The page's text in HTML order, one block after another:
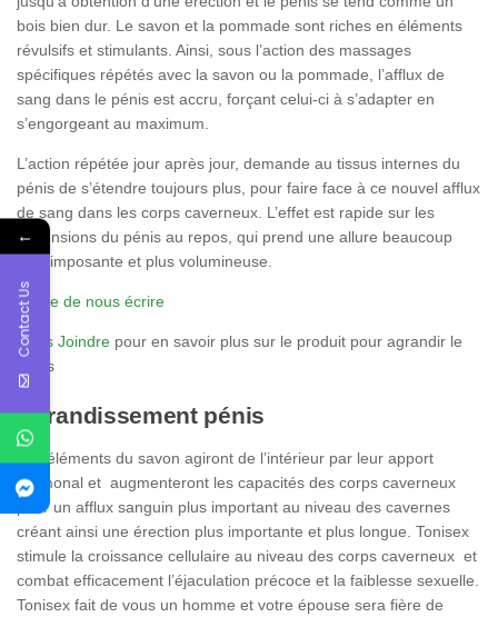
bois bien dur. Le savon et la pommade sont riches en éléments
révulsifs et stimulants. Ainsi, sous l’action des massages
spécifiques répétés avec la savon ou la pommade, l’afflux de
sang dans le pénis est accru, forçant celui-ci à s’adapter en
s’engorgeant au maximum.
L’action répétée jour après jour, demande au tissus internes du
pénis de s’étendre toujours plus, pour faire face à ce nouvel afflux
de sang dans les corps caverneux. L’effet est rapide sur les
dimensions du pénis au repos, qui prend une allure beaucoup
plus imposante et plus volumineuse.
Prière de nous écrire
Nous Joindre pour en savoir plus sur le produit pour agrandir le
pénis
Agrandissement pénis
Les éléments du savon agiront de l’intérieur par leur apport
hormonal et augmenteront les capacités des corps caverneux
pour un afflux sanguin plus important au niveau des cavernes
créant ainsi une érection plus importante et plus longue. Tonisex
stimule la croissance cellulaire au niveau des corps caverneux et
combat efficacement l’éjaculation précoce et la faiblesse sexuelle.
Tonisex fait de vous un homme et votre épouse sera fière de
←
Contact Us